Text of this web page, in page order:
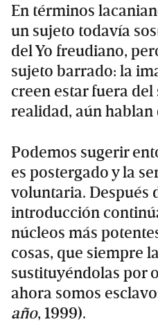
En términos
un sujeto todavía
del Yo freudiano,
sujeto barrado: la
creen estar fuera
realidad, aún hablan
Podemos sugerir
es postergado y la
voluntaria. Después
introducción
núcleos más
cosas, que siempre
sustituyéndolas por
ahora somos
año, 1999).